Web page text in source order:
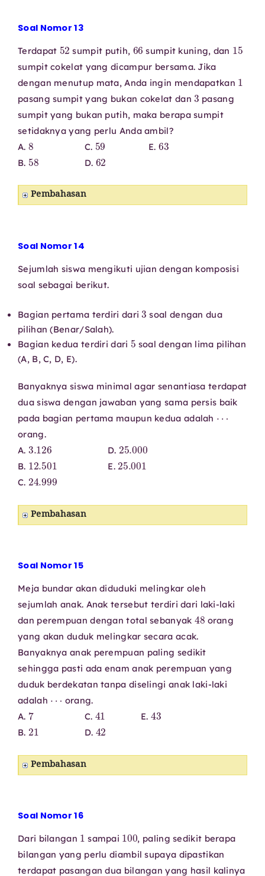
Soal Nomor 13
Terdapat
52
sumpit putih,
66
sumpit kuning, dan
15
sumpit cokelat yang dicampur bersama. Jika
dengan menutup mata, Anda ingin mendapatkan
1
pasang sumpit yang bukan cokelat dan
3
pasang
sumpit yang bukan putih, maka berapa sumpit
setidaknya yang perlu Anda ambil?
A.
8
C.
59
E.
63
B.
58
D.
62
Pembahasan
Soal Nomor 14
Sejumlah siswa mengikuti ujian dengan komposisi
soal sebagai berikut.
Bagian pertama terdiri dari
3
soal dengan dua
pilihan (Benar/Salah).
Bagian kedua terdiri dari
5
soal dengan lima pilihan
(A, B, C, D, E).
Banyaknya siswa minimal agar senantiasa terdapat
dua siswa dengan jawaban yang sama persis baik
pada bagian pertama maupun kedua adalah
orang.
A.
3.126
D.
25.000
B.
12.501
E.
25.001
C.
24.999
Pembahasan
Soal Nomor 15
Meja bundar akan diduduki melingkar oleh
sejumlah anak. Anak tersebut terdiri dari laki-laki
dan perempuan dengan total sebanyak
48
orang
yang akan duduk melingkar secara acak.
Banyaknya anak perempuan paling sedikit
sehingga pasti ada enam anak perempuan yang
duduk berdekatan tanpa diselingi anak laki-laki
adalah
orang.
A.
7
C.
41
E.
43
B.
21
D.
42
Pembahasan
Soal Nomor 16
Dari bilangan
1
sampai
100
, paling sedikit berapa
bilangan yang perlu diambil supaya dipastikan
terdapat pasangan dua bilangan yang hasil kalinya